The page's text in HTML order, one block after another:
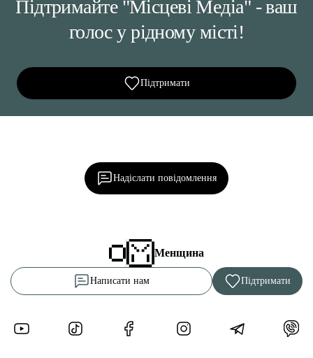
Підтримайте "Місцеві Медіа" - ваш
голос у рідному місті!
Підтримати
Надіслати повідомлення
Менщина
Написати нам Підтримати